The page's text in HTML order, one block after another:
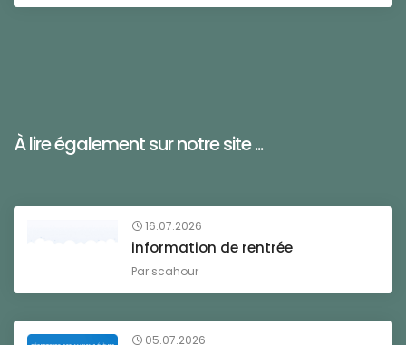
À lire également sur notre site ...
16.07.2026
information de rentrée
Par scahour
05.07.2026